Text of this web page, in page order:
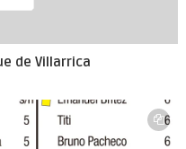
de Villarrica